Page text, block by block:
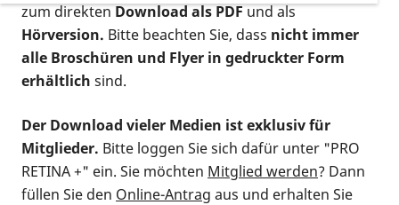
zum direktenDownload als PDFund als
Hörversion. Bitte beachten Sie, dass nicht immer
alle Broschüren und Flyer in gedruckter Form
erhältlich sind.
Der Download vieler Medien ist exklusiv für
Mitglieder. Bitte loggen Sie sich dafür unter "PRO
RETINA +" ein. Sie möchten Mitglied werden? Dann
füllen Sie den Online-Antrag aus und erhalten Sie